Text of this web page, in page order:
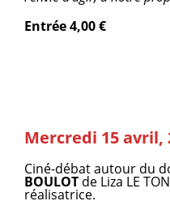
Entrée 4,00 €
Mercredi 15 avril,
Ciné-débat autour du
BOULOT de Liza LE
réalisatrice.